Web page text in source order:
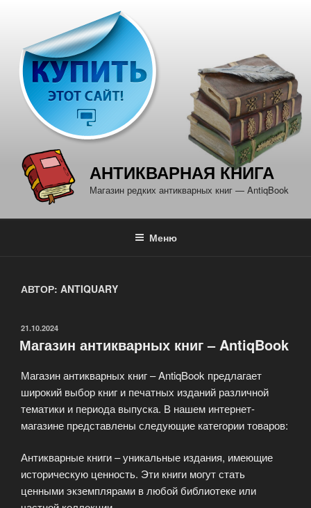
содержимому
АНТИКВАРНАЯ КНИГА
Магазин редких антикварных книг — AntiqBook
Меню
АВТОР: ANTIQUARY
ОПУБЛИКОВАНО
21.10.2024
Магазин антикварных книг – AntiqBook
Магазин антикварных книг – AntiqBook предлагает
широкий выбор книг и печатных изданий различной
тематики и периода выпуска. В нашем интернет-
магазине представлены следующие категории товаров:
Антикварные книги – уникальные издания, имеющие
историческую ценность. Эти книги могут стать
ценными экземплярами в любой библиотеке или